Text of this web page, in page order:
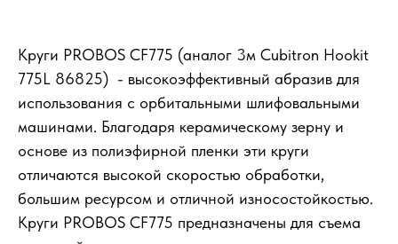
Круги PROBOS CF775 (аналог 3м Cubitron Hookit
775L 86825) - высокоэффективный абразив для
использования с орбитальными шлифовальными
машинами. Благодаря керамическому зерну и
основе из полиэфирной пленки эти круги
отличаются высокой скоростью обработки,
большим ресурсом и отличной износостойкостью.
Круги PROBOS CF775 предназначены для съема